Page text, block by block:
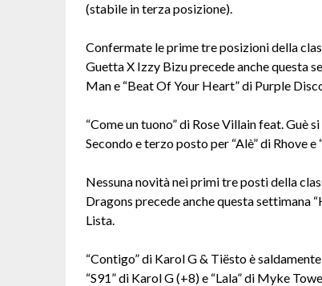
(stabile in terza posizione).
Confermate le prime tre posizioni della
Guetta X Izzy Bizu precede anche questa
Man e “Beat Of Your Heart” di Purple
“Come un tuono” di Rose Villain feat. Guè
Secondo e terzo posto per “Alè” di Rhove
Nessuna novità nei primi tre posti della
Dragons precede anche questa settimana
Lista.
“Contigo” di Karol G & Tiësto è
“S91” di Karol G (+8) e “Lala” di Myke